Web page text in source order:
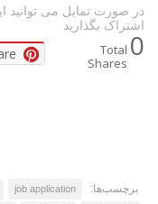
در صورت تمایل می توانید
اشتراک بگذارید
0
Total
Shares
برچسب‌ها: job application